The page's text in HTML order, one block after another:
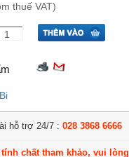
thuế VAT)
hỗ trợ 24/7 : 028 3868 6666
chất tham khảo, vui lòng